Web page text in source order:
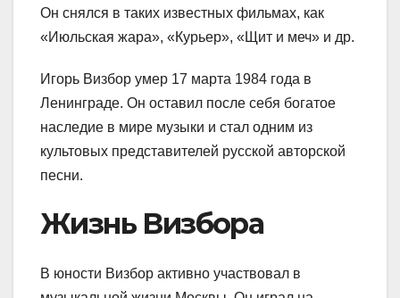
Он снялся в таких известных фильмах, как
«Июльская жара», «Курьер», «Щит и меч» и др.
Игорь Визбор умер 17 марта 1984 года в
Ленинграде. Он оставил после себя богатое
наследие в мире музыки и стал одним из
культовых представителей русской авторской
песни.
Жизнь Визбора
В юности Визбор активно участвовал в